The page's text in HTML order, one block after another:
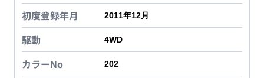
初度登録年月 2011年12月
駆動 4WD
カラーNo 202